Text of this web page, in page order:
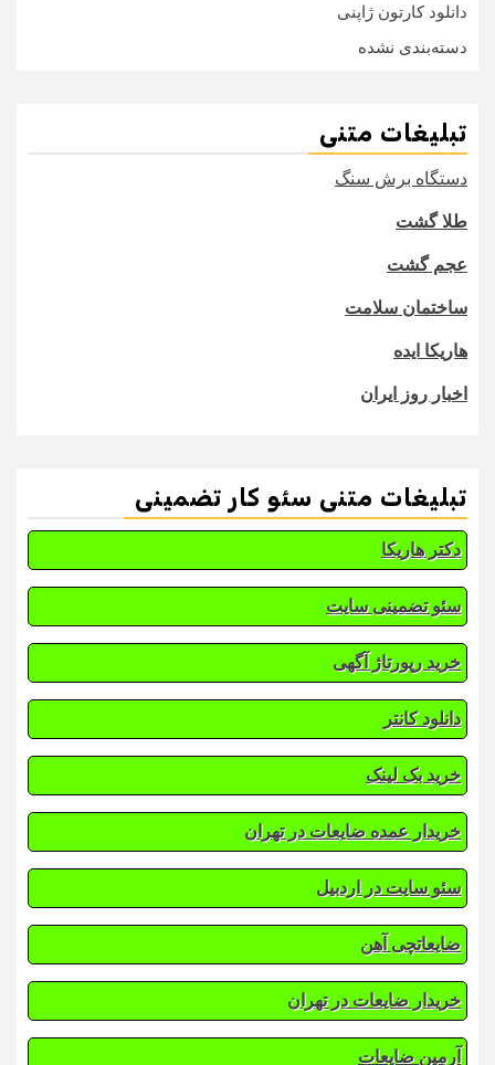
دانلود کارتون ژاپنی
دسته‌بندی نشده
تبلیغات متنی
دستگاه برش سنگ
طلا گشت
عجم گشت
ساختمان سلامت
هاریکا ایده
اخبار روز ایران
تبلیغات متنی سئو کار تضمینی
دکتر هاریکا
سئو تضمینی سایت
خرید رپورتاژ آگهی
دانلود کانتر
خرید بک لینک
خریدار عمده ضایعات در تهران
سئو سایت در اردبیل
ضایعاتچی آهن
خریدار ضایعات در تهران
آرمین ضایعات